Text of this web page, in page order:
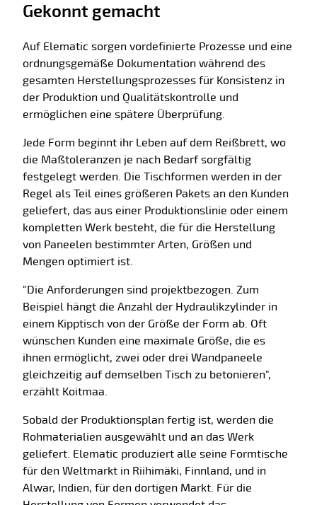
Gekonnt gemacht
Auf Elematic sorgen vordefinierte Prozesse und eine
ordnungsgemäße Dokumentation während des
gesamten Herstellungsprozesses für Konsistenz in
der Produktion und Qualitätskontrolle und
ermöglichen eine spätere Überprüfung.
Jede Form beginnt ihr Leben auf dem Reißbrett, wo
die Maßtoleranzen je nach Bedarf sorgfältig
festgelegt werden. Die Tischformen werden in der
Regel als Teil eines größeren Pakets an den Kunden
geliefert, das aus einer Produktionslinie oder einem
kompletten Werk besteht, die für die Herstellung
von Paneelen bestimmter Arten, Größen und
Mengen optimiert ist.
"Die Anforderungen sind projektbezogen. Zum
Beispiel hängt die Anzahl der Hydraulikzylinder in
einem Kipptisch von der Größe der Form ab. Oft
wünschen Kunden eine maximale Größe, die es
ihnen ermöglicht, zwei oder drei Wandpaneele
gleichzeitig auf demselben Tisch zu betonieren",
erzählt Koitmaa.
Sobald der Produktionsplan fertig ist, werden die
Rohmaterialien ausgewählt und an das Werk
geliefert. Elematic produziert alle seine Formtische
für den Weltmarkt in Riihimäki, Finnland, und in
Alwar, Indien, für den dortigen Markt. Für die